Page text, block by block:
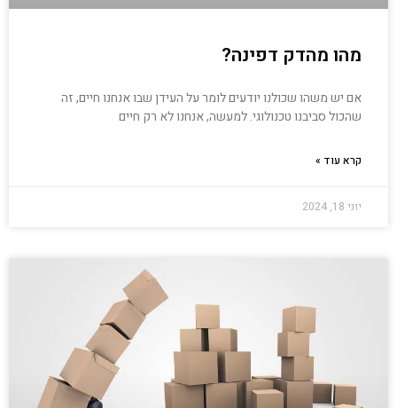
מהו מהדק דפינה?
אם יש משהו שכולנו יודעים לומר על העידן שבו אנחנו חיים, זה
שהכול סביבנו טכנולוגי. למעשה, אנחנו לא רק חיים
קרא עוד »
יוני 18, 2024